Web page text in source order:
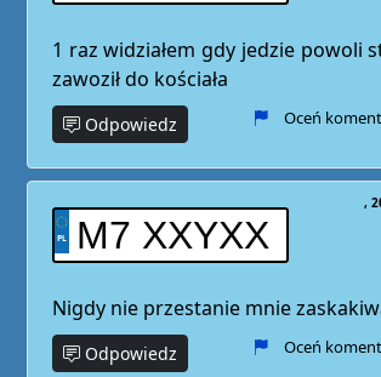
1 raz widziałem gdy jedzie powoli
zawoził do kościała
Odpowiedz Oceń
M7 XXYXX
Nigdy nie przestanie mnie
Odpowiedz Oceń